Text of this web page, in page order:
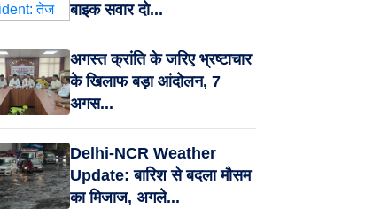
बाइक सवार दो...
अगस्त क्रांति के जरिए भ्रष्टाचार
के खिलाफ बड़ा आंदोलन, 7
अगस...
Delhi-NCR Weather
Update: बारिश से बदला मौसम
का मिजाज, अगले...